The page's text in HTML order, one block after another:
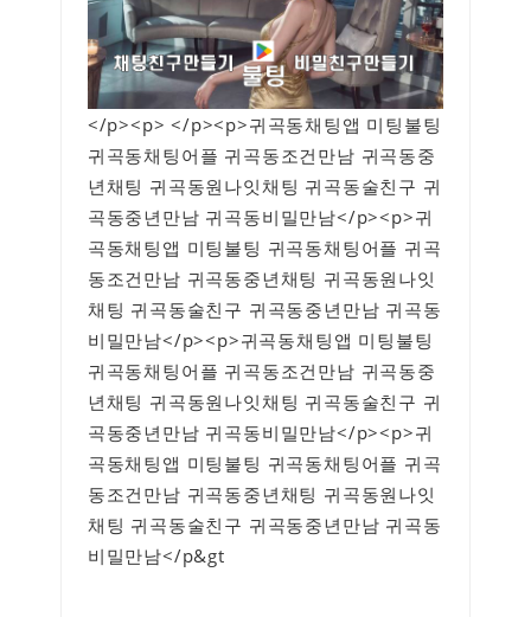
</p><p> </p><p>귀곡동채팅앱 미팅불팅
귀곡동채팅어플 귀곡동조건만남 귀곡동중
년채팅 귀곡동원나잇채팅 귀곡동술친구 귀
곡동중년만남 귀곡동비밀만남</p><p>귀
곡동채팅앱 미팅불팅 귀곡동채팅어플 귀곡
동조건만남 귀곡동중년채팅 귀곡동원나잇
채팅 귀곡동술친구 귀곡동중년만남 귀곡동
비밀만남</p><p>귀곡동채팅앱 미팅불팅
귀곡동채팅어플 귀곡동조건만남 귀곡동중
년채팅 귀곡동원나잇채팅 귀곡동술친구 귀
곡동중년만남 귀곡동비밀만남</p><p>귀
곡동채팅앱 미팅불팅 귀곡동채팅어플 귀곡
동조건만남 귀곡동중년채팅 귀곡동원나잇
채팅 귀곡동술친구 귀곡동중년만남 귀곡동
비밀만남</p&gt